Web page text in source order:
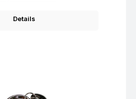
Details